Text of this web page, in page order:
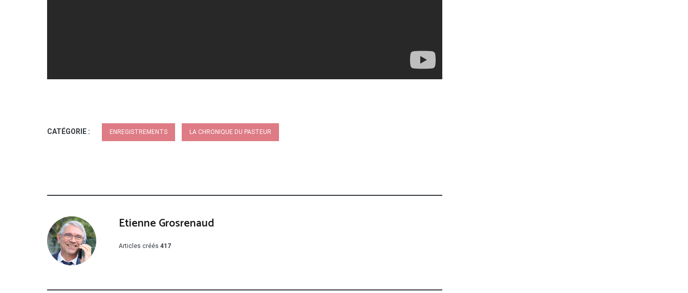
CATÉGORIE : ENREGISTREMENTS LA CHRONIQUE DU PASTEUR
Etienne Grosrenaud
Articles créés 417